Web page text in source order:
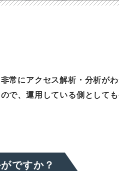
常にアクセス解析・分析がわ
で、運用している側として
ですか？